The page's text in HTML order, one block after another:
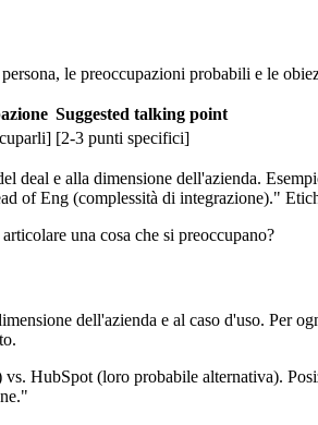
le preoccupazioni probabili e le
Suggested talking point
[2-3 punti specifici]
deal e alla dimensione dell'azienda.
of Eng (complessità di integrazione)."
una cosa che si preoccupano?
dell'azienda e al caso d'uso. Per
HubSpot (loro probabile alternativa).